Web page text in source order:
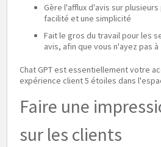
Gère l'afflux d'avis sur
facilité et une simplicité
Fait le gros du travail pour les
avis, afin que vous n'ayez pas à
Chat GPT est essentiellement votre
expérience client 5 étoiles dans
Faire une
sur les clients